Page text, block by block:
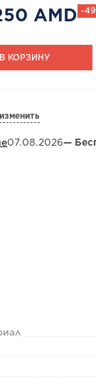
AMD -
КОРЗИНУ
изменить
07.08.2026—